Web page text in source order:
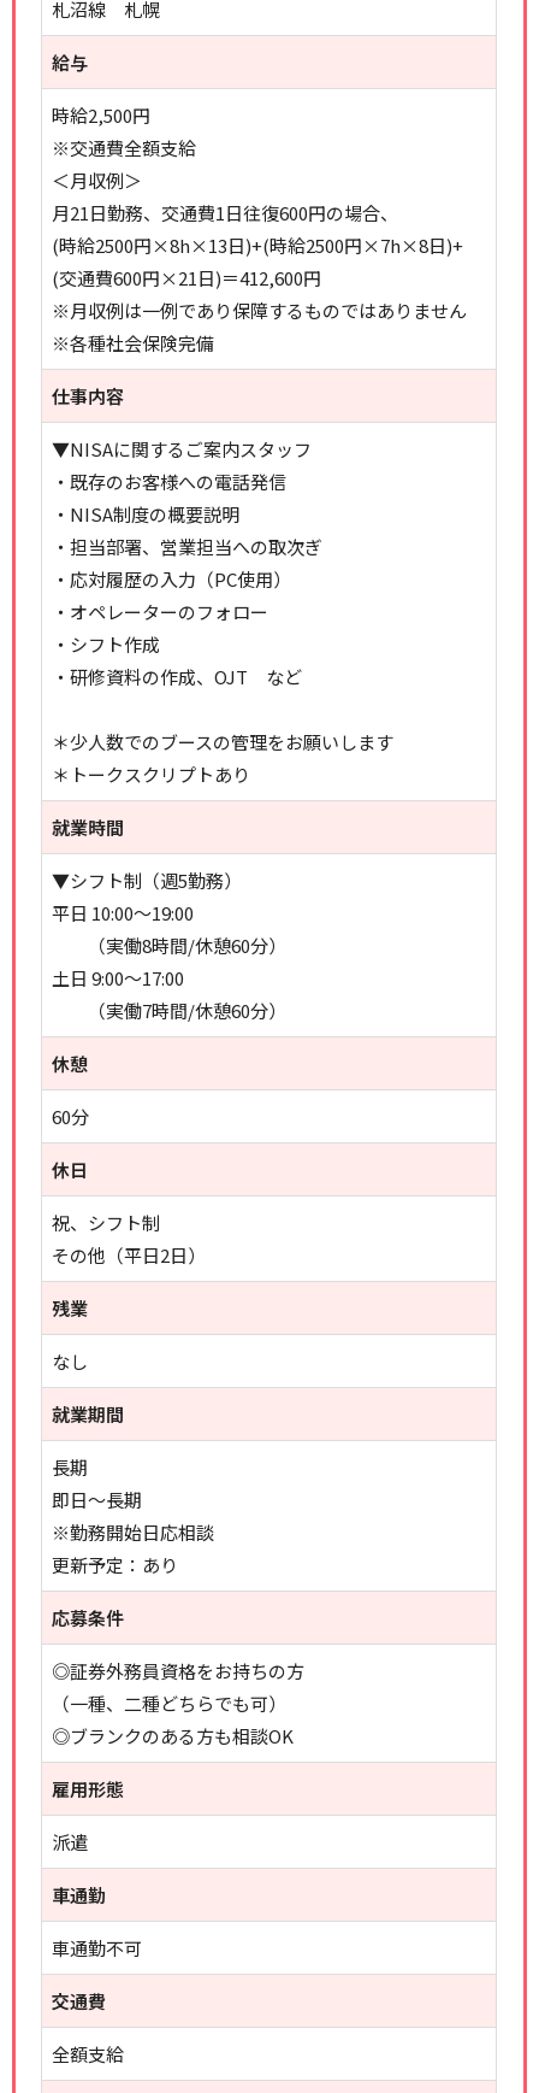
札沼線 札幌
給与
時給2,500円
※交通費全額支給
＜月収例＞
月21日勤務、交通費1日往復600円の場合、
(時給2500円×8h×13日)+(時給2500円×7h×8日)+
(交通費600円×21日)＝412,600円
※月収例は一例であり保障するものではありません
※各種社会保険完備
仕事内容
▼NISAに関するご案内スタッフ
・既存のお客様への電話発信
・NISA制度の概要説明
・担当部署、営業担当への取次ぎ
・応対履歴の入力（PC使用）
・オペレーターのフォロー
・シフト作成
・研修資料の作成、OJT など
＊少人数でのブースの管理をお願いします
＊トークスクリプトあり
就業時間
▼シフト制（週5勤務）
平日 10:00～19:00
（実働8時間/休憩60分）
土日 9:00～17:00
（実働7時間/休憩60分）
休憩
60分
休日
祝、シフト制
その他（平日2日）
残業
なし
就業期間
長期
即日～長期
※勤務開始日応相談
更新予定：あり
応募条件
◎証券外務員資格をお持ちの方
（一種、二種どちらでも可）
◎ブランクのある方も相談OK
雇用形態
派遣
車通勤
車通勤不可
交通費
全額支給